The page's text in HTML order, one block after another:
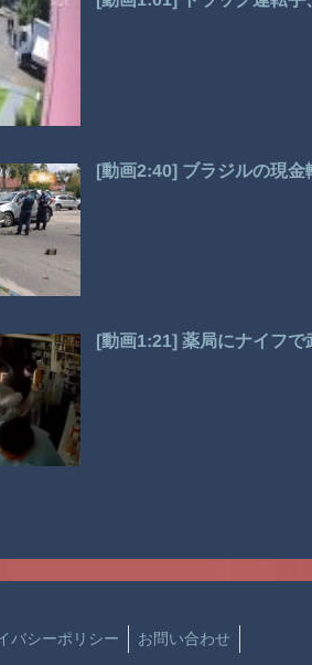
[動画2:40] ブラジルの現
[動画1:21] 薬局にナイフ
バシーポリシー お問い合わせ